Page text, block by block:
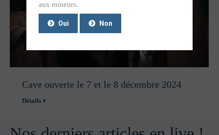
Cave ouverte le 7 et le 8 décembre 2024
Détails
aux mineurs.
Oui Non